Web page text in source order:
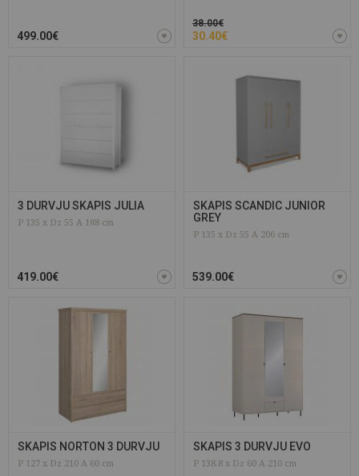
499.00€
38.00€
30.40€
3 DURVJU SKAPIS JULIA
P 135 x Dz 55 A 188 cm
419.00€
SKAPIS SCANDIC JUNIOR
GREY
P 135 x Dz 55 A 206 cm
539.00€
SKAPIS NORTON 3 DURVJU
P 127 x Dz 210 A 60 cm
SKAPIS 3 DURVJU EVO
P 138.8 x Dz 60 A 210 cm